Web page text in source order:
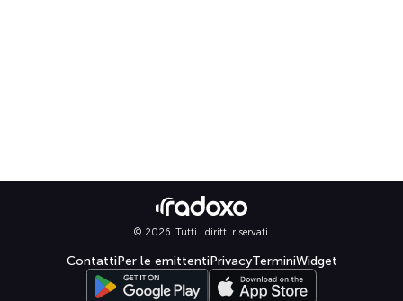
© 2026. Tutti i diritti riservati.
ContattiPer le emittentiPrivacyTerminiWidget